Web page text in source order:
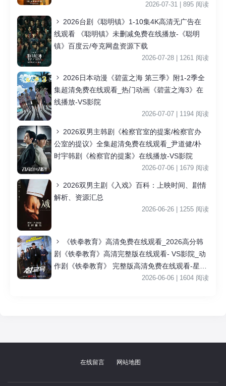
2026-07-31 | 895 阅读
2026台剧《聪明镇》1-10集4K高清无广告在
线观看 《聪明镇》未删减免费在线播放-《聪明
镇》百度云/夸克网盘资源下载
2026-07-28 | 1261 阅读
2026日本动漫《碧蓝之海 第三季》附1-2季全
集超清免费在线观看_热门动画《碧蓝之海3》在
线播放-VS影院
2026-07-07 | 1194 阅读
2026双男主韩剧《检察官室的提案/检察官办
公室的提议》全集超清免费在线观看_尹道健/朴
时宇韩剧《检察官的提案》在线播放-VS影院
2026-07-06 | 1679 阅读
2026双男主剧《入戏》百科：上映时间、剧情
解析、资源汇总
2026-06-26 | 1255 阅读
《铁拳教育》高清免费在线观看_2026高分韩
剧《铁拳教育》高清完整版在线观看- VS影院_动
作剧《铁拳教育》 完整版高清免费在线观看-星空
影院李星民主演《铁拳教育》无广告_VS影视
2026-06-06 | 1604 阅读
在线留言 网站地图